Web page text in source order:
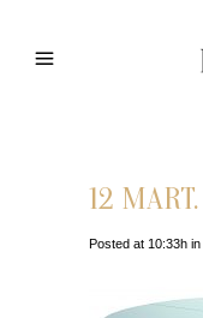
12 MART.
Posted at 10:33h in